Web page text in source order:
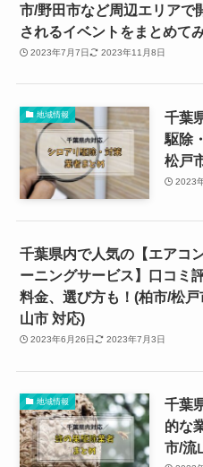
市/野田市など周辺エリアで
されるイベントをまとめて
2023年7月7日 2023年11月8日
地域情報
千葉
駆除
松戸
2023
千葉県内で人気の【エアコ
ーニングサービス】口コミ
料金、選び方も！(柏市/松戸
山市 対応)
2023年6月26日 2023年7月3日
地域情報
千葉
的な
市/流